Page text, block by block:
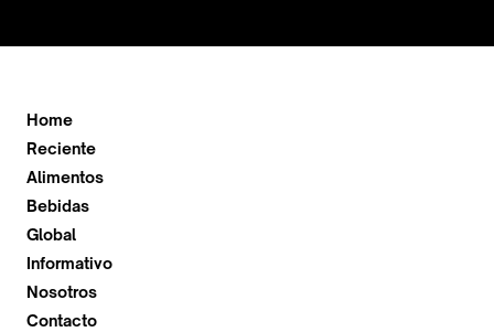
Home
Reciente
Alimentos
Bebidas
Global
Informativo
Nosotros
Contacto